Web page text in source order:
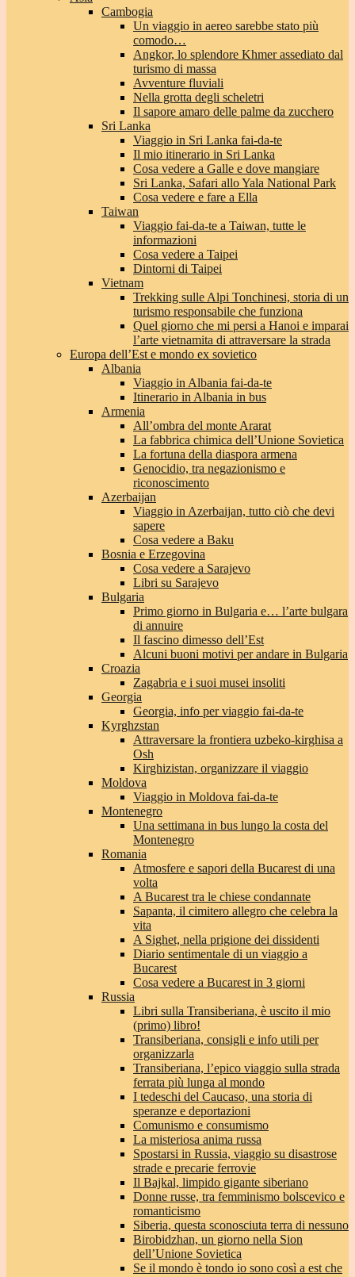
Cambogia
Un viaggio in aereo sarebbe stato più
comodo…
Angkor, lo splendore Khmer assediato dal
turismo di massa
Avventure fluviali
Nella grotta degli scheletri
Il sapore amaro delle palme da zucchero
Sri Lanka
Viaggio in Sri Lanka fai-da-te
Il mio itinerario in Sri Lanka
Cosa vedere a Galle e dove mangiare
Sri Lanka, Safari allo Yala National Park
Cosa vedere e fare a Ella
Taiwan
Viaggio fai-da-te a Taiwan, tutte le
informazioni
Cosa vedere a Taipei
Dintorni di Taipei
Vietnam
Trekking sulle Alpi Tonchinesi, storia di un
turismo responsabile che funziona
Quel giorno che mi persi a Hanoi e imparai
l’arte vietnamita di attraversare la strada
Europa dell’Est e mondo ex sovietico
Albania
Viaggio in Albania fai-da-te
Itinerario in Albania in bus
Armenia
All’ombra del monte Ararat
La fabbrica chimica dell’Unione Sovietica
La fortuna della diaspora armena
Genocidio, tra negazionismo e
riconoscimento
Azerbaijan
Viaggio in Azerbaijan, tutto ciò che devi
sapere
Cosa vedere a Baku
Bosnia e Erzegovina
Cosa vedere a Sarajevo
Libri su Sarajevo
Bulgaria
Primo giorno in Bulgaria e… l’arte bulgara
di annuire
Il fascino dimesso dell’Est
Alcuni buoni motivi per andare in Bulgaria
Croazia
Zagabria e i suoi musei insoliti
Georgia
Georgia, info per viaggio fai-da-te
Kyrghzstan
Attraversare la frontiera uzbeko-kirghisa a
Osh
Kirghizistan, organizzare il viaggio
Moldova
Viaggio in Moldova fai-da-te
Montenegro
Una settimana in bus lungo la costa del
Montenegro
Romania
Atmosfere e sapori della Bucarest di una
volta
A Bucarest tra le chiese condannate
Sapanta, il cimitero allegro che celebra la
vita
A Sighet, nella prigione dei dissidenti
Diario sentimentale di un viaggio a
Bucarest
Cosa vedere a Bucarest in 3 giorni
Russia
Libri sulla Transiberiana, è uscito il mio
(primo) libro!
Transiberiana, consigli e info utili per
organizzarla
Transiberiana, l’epico viaggio sulla strada
ferrata più lunga al mondo
I tedeschi del Caucaso, una storia di
speranze e deportazioni
Comunismo e consumismo
La misteriosa anima russa
Spostarsi in Russia, viaggio su disastrose
strade e precarie ferrovie
Il Bajkal, limpido gigante siberiano
Donne russe, tra femminismo bolscevico e
romanticismo
Siberia, questa sconosciuta terra di nessuno
Birobidzhan, un giorno nella Sion
dell’Unione Sovietica
Se il mondo è tondo io sono così a est che